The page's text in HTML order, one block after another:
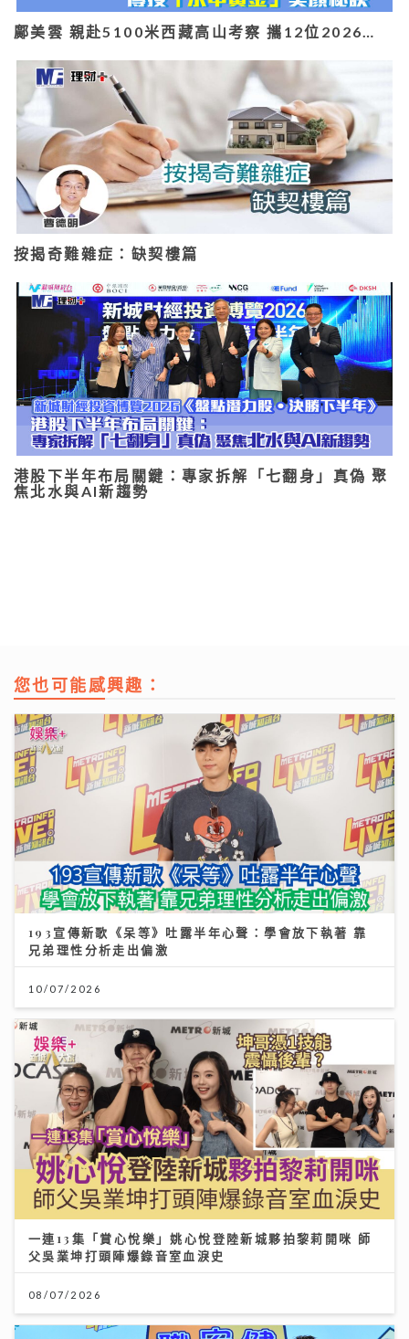
鄺美雲 親赴5100米西藏高山考察 攜12位2026…
按揭奇難雜症：缺契樓篇
港股下半年布局關鍵：專家拆解「七翻身」真偽 聚
焦北水與AI新趨勢
您也可能感興趣：
193宣傳新歌《呆等》吐露半年心聲：學會放下執著 靠
兄弟理性分析走出偏激
10/07/2026
一連13集「賞心悅樂」姚心悅登陸新城夥拍黎莉開咪 師
父吳業坤打頭陣爆錄音室血淚史
08/07/2026